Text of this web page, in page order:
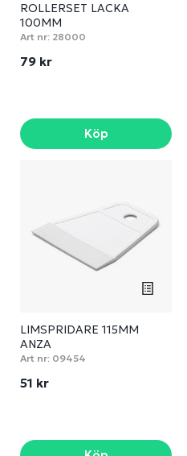
ROLLERSET LACKA
100MM
Art nr: 28000
79 kr
Köp
LIMSPRIDARE 115MM
ANZA
Art nr: 09454
51 kr